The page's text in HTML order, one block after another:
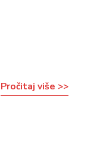
Pročitaj više >>